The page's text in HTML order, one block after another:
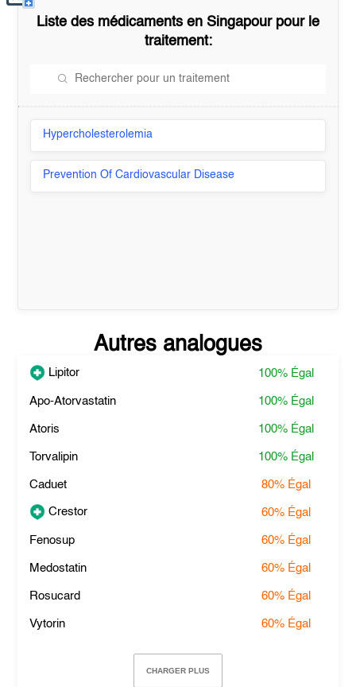
Liste des médicaments en Singapourpour le
traitement:
Hypercholesterolemia
Prevention Of Cardiovascular Disease
Autres analogues
Lipitor 100% Égal
Apo-Atorvastatin 100% Égal
Atoris 100% Égal
Torvalipin 100% Égal
Caduet 80% Égal
Crestor 60% Égal
Fenosup 60% Égal
Medostatin 60% Égal
Rosucard 60% Égal
Vytorin 60% Égal
CHARGER PLUS